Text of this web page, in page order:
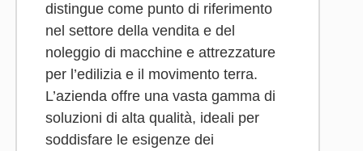
distingue come punto di riferimento
nel settore della vendita e del
noleggio di macchine e attrezzature
per l’edilizia e il movimento terra.
L’azienda offre una vasta gamma di
soluzioni di alta qualità, ideali per
soddisfare le esigenze dei